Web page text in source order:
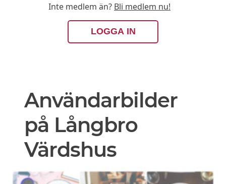
Inte medlem än? Bli medlem nu!
LOGGA IN
Användarbilder
på Långbro
Värdshus